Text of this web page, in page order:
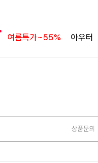
여름특가~55% 아우터
상품문의